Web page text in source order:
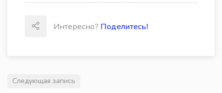
Интересно? Поделитесь!
Следующая запись